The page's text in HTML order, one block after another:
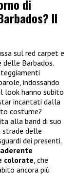
di
Il
sul red carpet e
delle Barbados.
indossando
look hanno subito
incantati dalla
costume?
alla band di suo
strade delle
dei presenti.
colorate, che
ancora più